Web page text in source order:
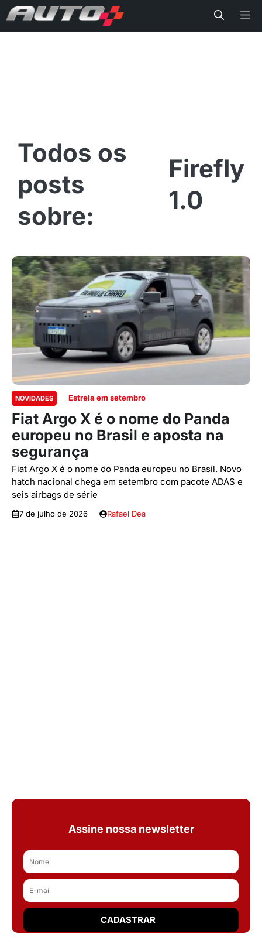
Firefly
1.0
NOVIDADES Estreia em setembro
Fiat Argo X é o nome do Panda
europeu no Brasil e aposta na
segurança
Fiat Argo X é o nome do Panda europeu no Brasil. Novo
hatch nacional chega em setembro com pacote ADAS e
seis airbags de série
7 de julho de 2026 Rafael Dea
Assine nossa newsletter